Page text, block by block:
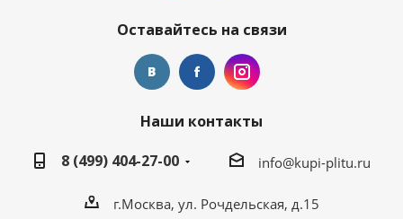
Оставайтесь на связи
Наши контакты
8 (499) 404-27-00
info@kupi-plitu.ru
г.Москва, ул. Рочдельская, д.15